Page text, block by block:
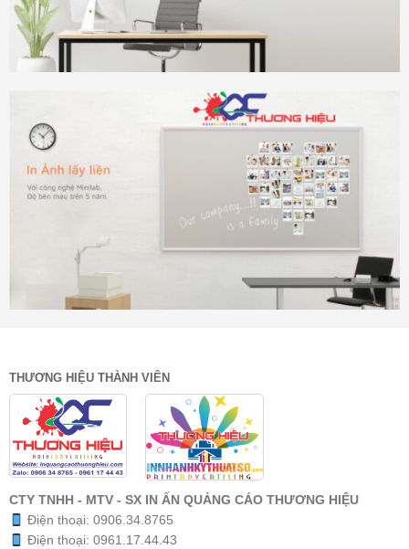
THƯƠNG HIỆU THÀNH VIÊN
CTY TNHH - MTV - SX IN ẤN QUẢNG CÁO THƯƠNG HIỆU
Điện thoại: 0906.34.8765
Điện thoại: 0961.17.44.43